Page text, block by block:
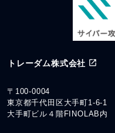
トレーダム株式会社
〒100-0004
東京都千代田区大手町1-6-1
大手町ビル４階FINOLAB内